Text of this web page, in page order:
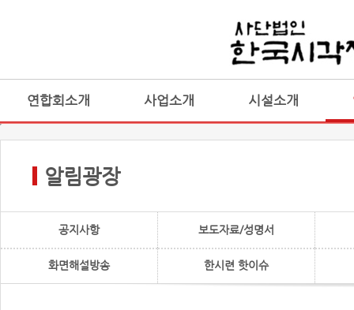
연합회소개 사업소개 시설소개
알림광장
공지사항 보도자료/성명서
화면해설방송 한시련 핫이슈